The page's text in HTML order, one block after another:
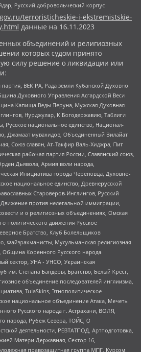
Русский добровольческий корпус
terroristicheskie-i-ekstremistskie-
данные на 16.11.2023
объединений и религиозных
которых судом принято
силу решение о ликвидации или
ВЕК РА, Рада земли Кубанской Духовно
Духовного Управления Асгардской Веси
Капища Веды Перуна, Мужская Духовная
Нурджулар, К Богодержавию, Таблиги
Русское национальное единство, Национал-
Джамаат мувахидов, Объединенный Вилайат
Союз славян, Ат-Такфир Валь-Хиджра, Пит
рабочая партия России, Славянский союз,
Дьявола, Армия воли народа,
Инициатива города Череповца, Духовно-
национальное единство, Древнерусской
Староверов-Инглингов, Русский
против нелегальной иммиграции,
и о религиозных объединениях, Омская
политического движения Русское
Братство, Клуб Болельщиков
Файзрахманисты, Мусульманская религиозная
Община Коренного Русского народа
сектор, УНА - УНСО, Украинская
им. Степана Бандеры, Братство, Белый Крест,
объединение последователей инглиизма,
TulaSkins, Этнополитическое
национальное объединение Атака, Мечеть
Русского народа г. Астрахани, ВОЛЯ,
народа, Рубеж Севера, ТОЙС, О
деятельности, РЕВТАТПОД, Артподготовка,
Матери Державная, Сектор 16,
правозащитная группа МПГ, Курсом